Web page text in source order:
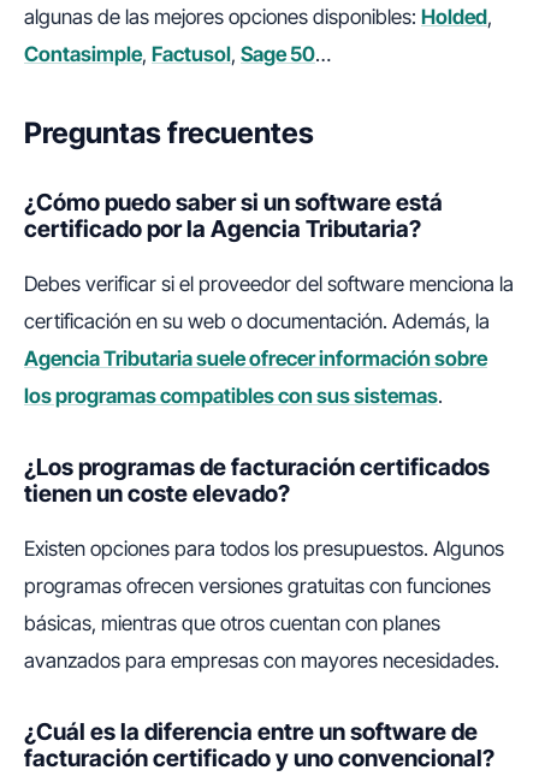
algunas de las mejores opciones disponibles: Holded,
Contasimple, Factusol, Sage 50…
Preguntas frecuentes
¿Cómo puedo saber si un software está
certificado por la Agencia Tributaria?
Debes verificar si el proveedor del software menciona la
certificación en su web o documentación. Además, la
Agencia Tributaria suele ofrecer información sobre
los programas compatibles con sus sistemas.
¿Los programas de facturación certificados
tienen un coste elevado?
Existen opciones para todos los presupuestos. Algunos
programas ofrecen versiones gratuitas con funciones
básicas, mientras que otros cuentan con planes
avanzados para empresas con mayores necesidades.
¿Cuál es la diferencia entre un software de
facturación certificado y uno convencional?